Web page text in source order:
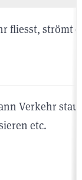
fliesst, strömt
Verkehr
etc.